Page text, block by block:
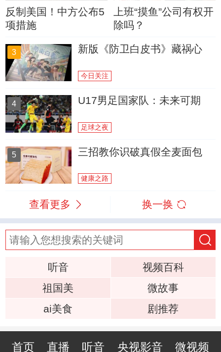
反制美国！中方公布5
项措施
上班“摸鱼”公司有权开
除吗？
3 新版《防卫白皮书》藏祸心
今日关注
4 U17男足国家队：未来可期
足球之夜
5 三招教你识破真假全麦面包
健康之路
查看更多 换一换
听音
视频百科
祖国美
微故事
ai美食
剧推荐
首页 直播 听音 央视影音 微视频